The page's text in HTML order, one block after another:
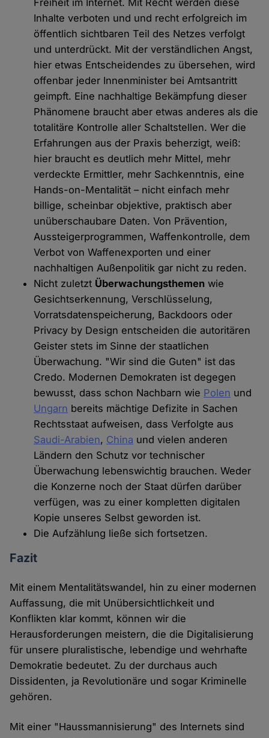
Freiheit im Internet. Mit Recht werden diese
Inhalte verboten und und recht erfolgreich im
öffentlich sichtbaren Teil des Netzes verfolgt
und unterdrückt. Mit der verständlichen Angst,
hier etwas Entscheidendes zu übersehen, wird
offenbar jeder Innenminister bei Amtsantritt
geimpft. Eine nachhaltige Bekämpfung dieser
Phänomene braucht aber etwas anderes als die
totalitäre Kontrolle aller Schaltstellen. Wer die
Erfahrungen aus der Praxis beherzigt, weiß:
hier braucht es deutlich mehr Mittel, mehr
verdeckte Ermittler, mehr Sachkenntnis, eine
Hands-on-Mentalität – nicht einfach mehr
billige, scheinbar objektive, praktisch aber
unüberschaubare Daten. Von Prävention,
Aussteigerprogrammen, Waffenkontrolle, dem
Verbot von Waffenexporten und einer
nachhaltigen Außenpolitik gar nicht zu reden.
Nicht zuletzt Überwachungsthemen wie
Gesichtserkennung, Verschlüsselung,
Vorratsdatenspeicherung, Backdoors oder
Privacy by Design entscheiden die autoritären
Geister stets im Sinne der staatlichen
Überwachung. "Wir sind die Guten" ist das
Credo. Modernen Demokraten ist degegen
bewusst, dass schon Nachbarn wie Polen und
Ungarn bereits mächtige Defizite in Sachen
Rechtsstaat aufweisen, dass Verfolgte aus
Saudi-Arabien, China und vielen anderen
Ländern den Schutz vor technischer
Überwachung lebenswichtig brauchen. Weder
die Konzerne noch der Staat dürfen darüber
verfügen, was zu einer kompletten digitalen
Kopie unseres Selbst geworden ist.
Die Aufzählung ließe sich fortsetzen.
Fazit
Mit einem Mentalitätswandel, hin zu einer modernen
Auffassung, die mit Unübersichtlichkeit und
Konflikten klar kommt, können wir die
Herausforderungen meistern, die die Digitalisierung
für unsere pluralistische, lebendige und wehrhafte
Demokratie bedeutet. Zu der durchaus auch
Dissidenten, ja Revolutionäre und sogar Kriminelle
gehören.
Mit einer "Haussmannisierung" des Internets sind